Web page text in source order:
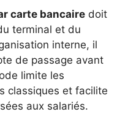
carte bancaire doit
terminal et du
interne, il
de passage avant
limite les
classiques et facilite
aux salariés.